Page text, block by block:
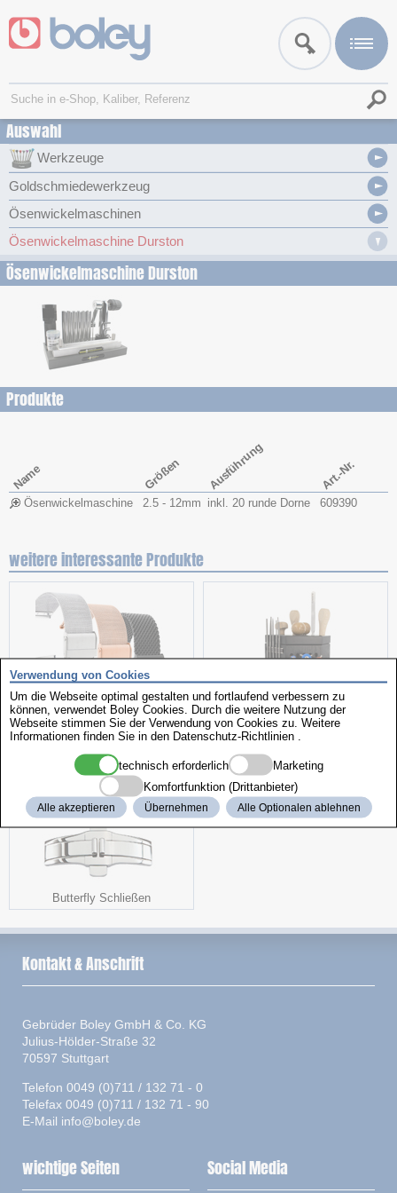
Auswahl
Werkzeuge
Goldschmiedewerkzeug
Ösenwickelmaschinen
Ösenwickelmaschine Durston
Ösenwickelmaschine Durston
Produkte
Name Größen Ausführung Art.-Nr.
Ösenwickelmaschine 2.5 - 12mm inkl. 20 runde Dorne 609390
weitere interessante Produkte
Milanaise Werkzeugständer Caddy
Butterfly Schließen
Verwendung von Cookies
Um die Webseite optimal gestalten und fortlaufend verbessern zu
können, verwendet Boley Cookies. Durch die weitere Nutzung der
Webseite stimmen Sie der Verwendung von Cookies zu. Weitere
Informationen finden Sie in den Datenschutz-Richtlinien
technisch erforderlich
Marketing
Komfortfunktion (Drittanbieter)
Alle akzeptieren Übernehmen Alle Optionalen ablehnen
Kontakt & Anschrift
Gebrüder Boley GmbH & Co. KG
Julius-Hölder-Straße 32
70597 Stuttgart
Telefon 0049 (0)711 / 132 71 - 0
Telefax 0049 (0)711 / 132 71 - 90
E-Mail info@boley.de
wichtige Seiten Social Media